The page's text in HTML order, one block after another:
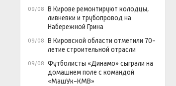
09/08 В Кирове ремонтируют колодцы,
ливневки и трубопровод на
Набережной Грина
09/08 В Кировской области отметили 70-
летие строительной отрасли
09/08 Футболисты «Динамо» сыграли на
домашнем поле с командой
«МашУк-КМВ»